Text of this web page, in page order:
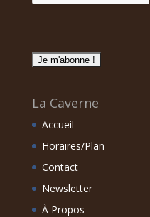
La Caverne
Accueil
Horaires/Plan
Contact
Newsletter
À Propos